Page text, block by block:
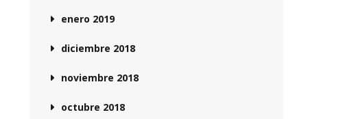
enero 2019
diciembre 2018
noviembre 2018
octubre 2018